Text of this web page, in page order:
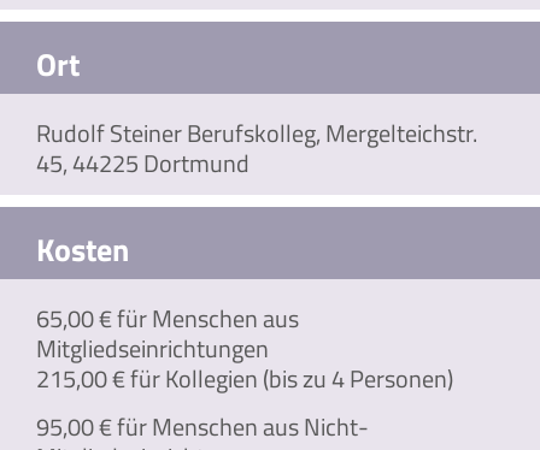
Ort
Rudolf Steiner Berufskolleg, Mergelteichstr.
45, 44225 Dortmund
Kosten
65,00 € für Menschen aus
Mitgliedseinrichtungen
215,00 € für Kollegien (bis zu 4 Personen)
95,00 € für Menschen aus Nicht-